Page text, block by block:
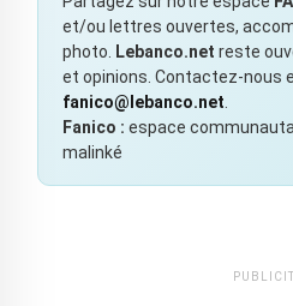
et/ou lettres ouvertes,
photo.
Lebanco.net reste
et opinions. Contactez-nous
fanico@lebanco.net
Fanico : espace
malinké